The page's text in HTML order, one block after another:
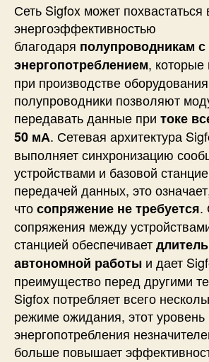
Сеть Sigfox может похвастаться
энергоэффективностью
благодаря полупроводникам с
энергопотреблением, которые
при производстве
полупроводники позволяют
передавать данные при токе
50 мА. Сетевая архитектура
выполняет синхронизацию
устройствами и базовой
передачей данных, это
чтосопряжение не требуется.
сопряжения между
станцией обеспечивает
автономной работы и дает
преимущество перед другими
Sigfox потребляет всего
режиме ожидания, этот уровень
энергопотребления
больше повышает